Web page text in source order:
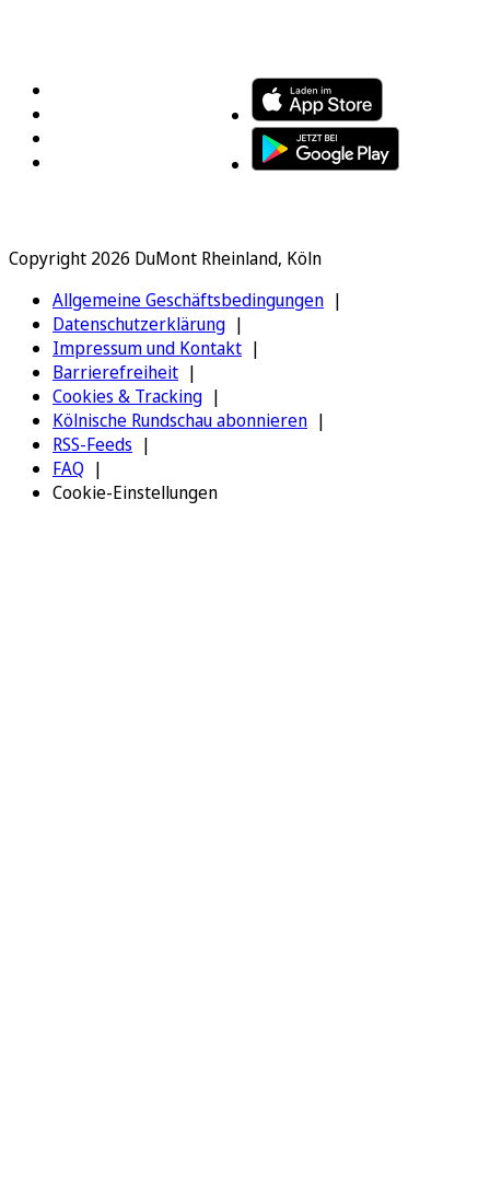
Copyright 2026 DuMont Rheinland, Köln
Allgemeine Geschäftsbedingungen
Datenschutzerklärung
Impressum und Kontakt
Barrierefreiheit
Cookies & Tracking
Kölnische Rundschau abonnieren
RSS-Feeds
FAQ
Cookie-Einstellungen